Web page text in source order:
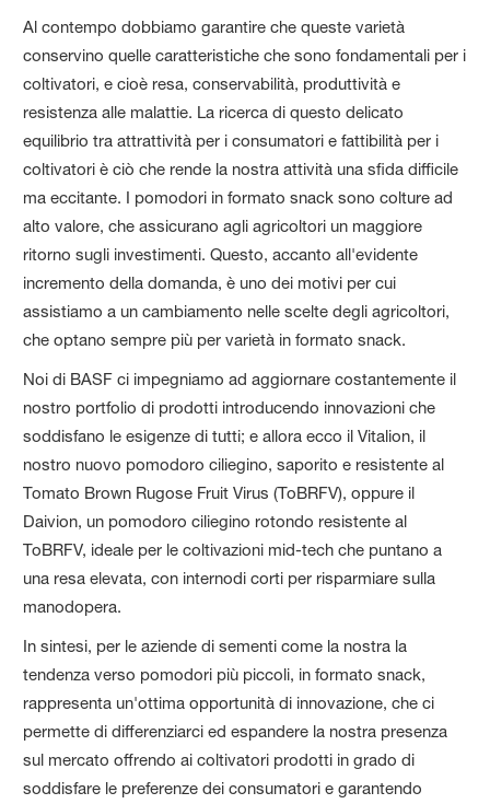
Al contempo dobbiamo garantire che queste varietà
conservino quelle caratteristiche che sono fondamentali per i
coltivatori, e cioè resa, conservabilità, produttività e
resistenza alle malattie. La ricerca di questo delicato
equilibrio tra attrattività per i consumatori e fattibilità per i
coltivatori è ciò che rende la nostra attività una sfida difficile
ma eccitante. I pomodori in formato snack sono colture ad
alto valore, che assicurano agli agricoltori un maggiore
ritorno sugli investimenti. Questo, accanto all'evidente
incremento della domanda, è uno dei motivi per cui
assistiamo a un cambiamento nelle scelte degli agricoltori,
che optano sempre più per varietà in formato snack.
Noi di BASF ci impegniamo ad aggiornare costantemente il
nostro portfolio di prodotti introducendo innovazioni che
soddisfano le esigenze di tutti; e allora ecco il Vitalion, il
nostro nuovo pomodoro ciliegino, saporito e resistente al
Tomato Brown Rugose Fruit Virus (ToBRFV), oppure il
Daivion, un pomodoro ciliegino rotondo resistente al
ToBRFV, ideale per le coltivazioni mid-tech che puntano a
una resa elevata, con internodi corti per risparmiare sulla
manodopera.
In sintesi, per le aziende di sementi come la nostra la
tendenza verso pomodori più piccoli, in formato snack,
rappresenta un'ottima opportunità di innovazione, che ci
permette di differenziarci ed espandere la nostra presenza
sul mercato offrendo ai coltivatori prodotti in grado di
soddisfare le preferenze dei consumatori e garantendo